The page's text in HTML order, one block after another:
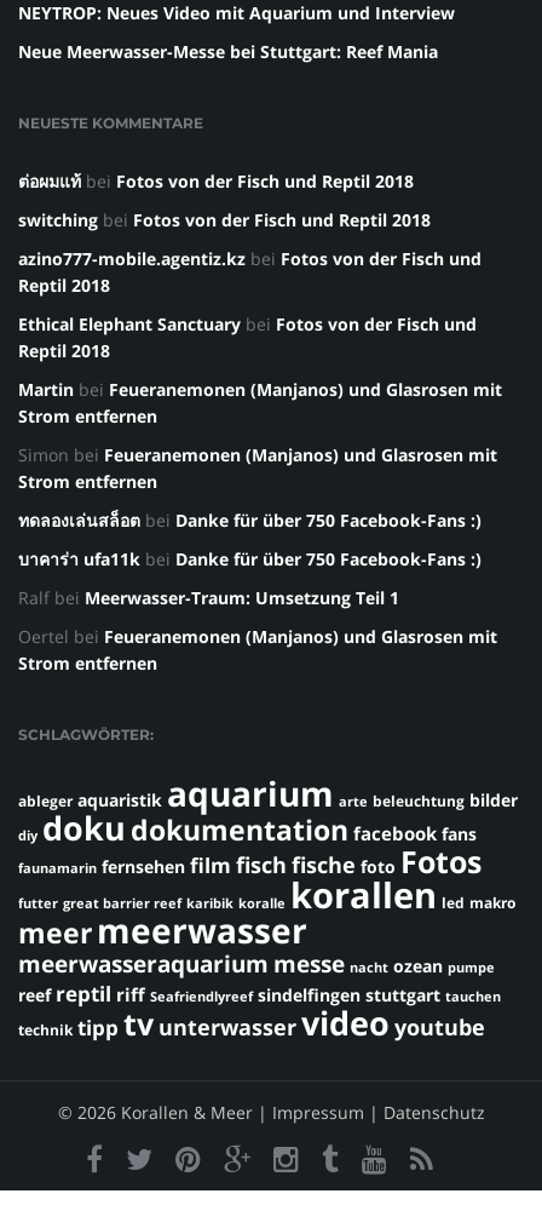
NEYTROP: Neues Video mit Aquarium und Interview
Neue Meerwasser-Messe bei Stuttgart: Reef Mania
NEUESTE KOMMENTARE
ต่อผมแท้ bei Fotos von der Fisch und Reptil 2018
switching bei Fotos von der Fisch und Reptil 2018
azino777-mobile.agentiz.kz bei Fotos von der Fisch und
Reptil 2018
Ethical Elephant Sanctuary bei Fotos von der Fisch und
Reptil 2018
Martin bei Feueranemonen (Manjanos) und Glasrosen mit
Strom entfernen
Simon bei Feueranemonen (Manjanos) und Glasrosen mit
Strom entfernen
ทดลองเล่นสล็อต bei Danke für über 750 Facebook-Fans :)
บาคาร่า ufa11k bei Danke für über 750 Facebook-Fans :)
Ralf bei Meerwasser-Traum: Umsetzung Teil 1
Oertel bei Feueranemonen (Manjanos) und Glasrosen mit
Strom entfernen
SCHLAGWÖRTER:
ableger aquaristik aquarium arte beleuchtung bilder
diy doku dokumentation facebook fans
faunamarin fernsehen film fisch fische foto Fotos
futter great barrier reef karibik koralle korallen led makro
meermeerwasser
meerwasseraquarium messe nacht ozean pumpe
reef reptil riff Seafriendlyreef sindelfingen stuttgart tauchen
technik tipp tv unterwasservideo youtube
© 2026 Korallen & Meer | Impressum | Datenschutz